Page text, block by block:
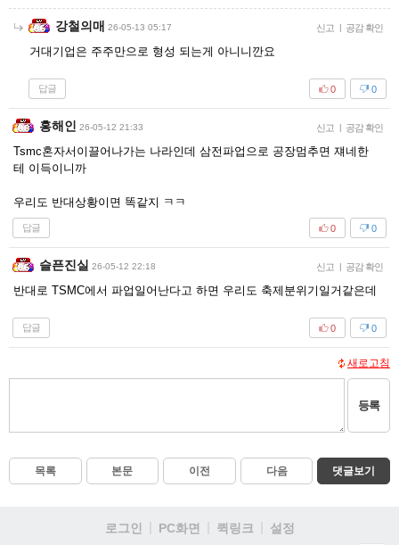
강철의매 26-05-13 05:17 신고 | 공감 확인
거대기업은 주주만으로 형성 되는게 아니니깐요
답글 0
0
홍해인 26-05-12 21:33 신고 | 공감 확인
Tsmc혼자서이끌어나가는 나라인데 삼전파업으로 공장멈추면 쟤네한
테 이득이니까
우리도 반대상황이면 똑같지 ㅋㅋ
답글 0
0
슬픈진실 26-05-12 22:18 신고 | 공감 확인
반대로 TSMC에서 파업일어난다고 하면 우리도 축제분위기일거같은데
답글 0
0
새로고침
등록
목록 본문 이전 다음 댓글보기
로그인 PC화면 퀵링크
설정